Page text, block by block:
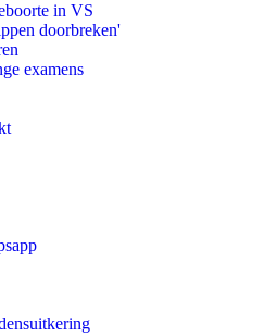
in VS
doorbreken'
examens